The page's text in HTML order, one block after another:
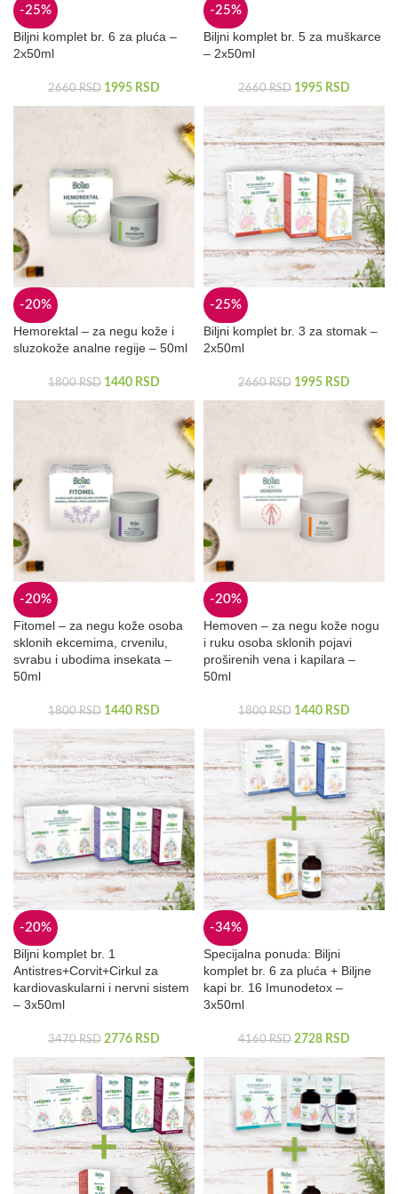
-25%
Biljni komplet br. 6 za pluća –
2x50ml
2660RSD 1995 RSD
-25%
Biljni komplet br. 5 za muškarce
– 2x50ml
2660RSD 1995 RSD
-20%
Hemorektal – za negu kože i
sluzokože analne regije – 50ml
1800RSD 1440 RSD
-25%
Biljni komplet br. 3 za stomak –
2x50ml
2660RSD 1995 RSD
-20%
Fitomel – za negu kože osoba
sklonih ekcemima, crvenilu,
svrabu i ubodima insekata –
50ml
1800RSD 1440 RSD
-20%
Hemoven – za negu kože nogu
i ruku osoba sklonih pojavi
proširenih vena i kapilara –
50ml
1800RSD 1440 RSD
-20%
Biljni komplet br. 1
Antistres+Corvit+Cirkul za
kardiovaskularni i nervni sistem
– 3x50ml
3470RSD 2776 RSD
-34%
Specijalna ponuda: Biljni
komplet br. 6 za pluća + Biljne
kapi br. 16 Imunodetox –
3x50ml
4160RSD 2728 RSD